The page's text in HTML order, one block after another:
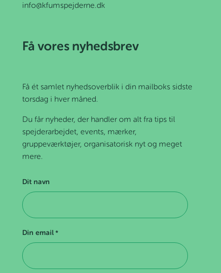
info@kfumspejderne.dk
Få vores nyhedsbrev
Få ét samlet nyhedsoverblik i din mailboks sidste
torsdag i hver måned.
Du får nyheder, der handler om alt fra tips til
spejderarbejdet, events, mærker,
gruppeværktøjer, organisatorisk nyt og meget
mere.
Dit navn
Din email *